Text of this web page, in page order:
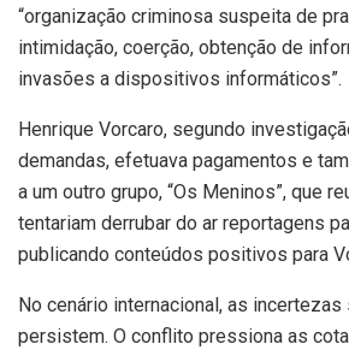
“organização criminosa suspeita de
intimidação, coerção, obtenção de
invasões a dispositivos informáticos”.
Henrique Vorcaro, segundo
demandas, efetuava pagamentos e
a um outro grupo, “Os Meninos”, que
tentariam derrubar do ar reportagens
publicando conteúdos positivos para
No cenário internacional, as incertezas
persistem. O conflito pressiona as